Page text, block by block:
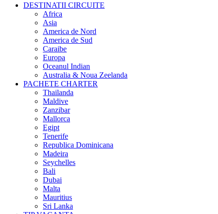
DESTINATII CIRCUITE
Africa
Asia
America de Nord
America de Sud
Caraibe
Europa
Oceanul Indian
Australia & Noua Zeelanda
PACHETE CHARTER
Thailanda
Maldive
Zanzibar
Mallorca
Egipt
Tenerife
Republica Dominicana
Madeira
Seychelles
Bali
Dubai
Malta
Mauritius
Sri Lanka